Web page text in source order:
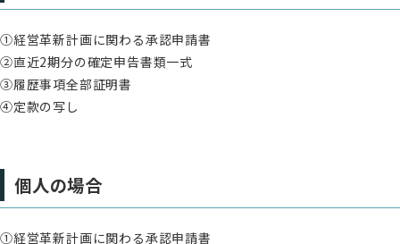
①経営革新計画に関わる承認申請書
②直近2期分の確定申告書類一式
③履歴事項全部証明書
④定款の写し
個人の場合
①経営革新計画に関わる承認申請書